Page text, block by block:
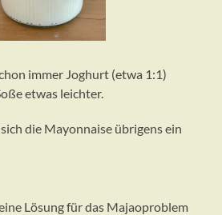
immer Joghurt (etwa 1:1)
etwas leichter.
die Mayonnaise übrigens ein
Lösung für das Majaoproblem